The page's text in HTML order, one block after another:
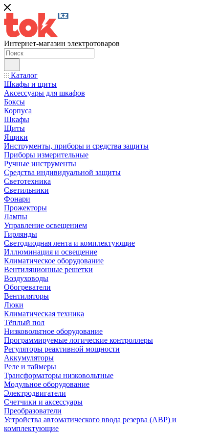
Интернет-магазин электротоваров
Каталог
Шкафы и щиты
Аксессуары для шкафов
Боксы
Корпуса
Шкафы
Щиты
Ящики
Инструменты, приборы и средства защиты
Приборы измерительные
Ручные инструменты
Средства индивидуальной защиты
Светотехника
Светильники
Фонари
Прожекторы
Лампы
Управление освещением
Гирлянды
Светодиодная лента и комплектующие
Иллюминация и освещение
Климатическое оборудование
Вентиляционные решетки
Воздуховоды
Обогреватели
Вентиляторы
Люки
Климатическая техника
Тёплый пол
Низковольтное оборудование
Программируемые логические контроллеры
Регуляторы реактивной мощности
Аккумуляторы
Реле и таймеры
Трансформаторы низковольтные
Модульное оборудование
Электродвигатели
Счетчики и аксессуары
Преобразователи
Устройства автоматического ввода резерва (АВР) и
комплектующие